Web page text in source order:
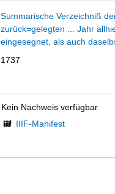
Summarische Verzeichniß
zurück=gelegten ... Jahr
eingesegnet, als auch
1737
Kein Nachweis verfügbar
IIIF-Manifest